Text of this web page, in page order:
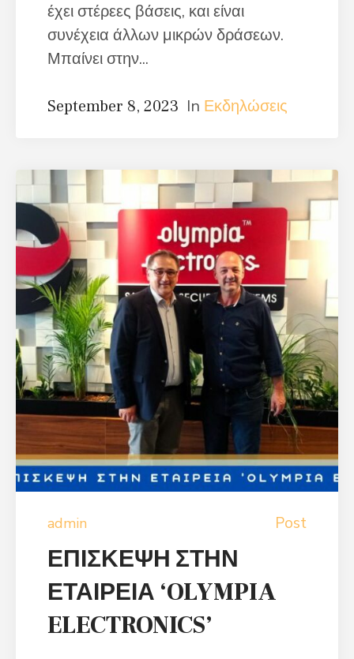
έχει στέρεες βάσεις, και είναι
συνέχεια άλλων μικρών δράσεων.
Μπαίνει στην...
September 8, 2023 In Εκδηλώσεις
admin Post
ΕΠΙΣΚΕΨΗ ΣΤΗΝ
ΕΤΑΙΡΕΙΑ ‘OLYMPIA
ELECTRONICS’